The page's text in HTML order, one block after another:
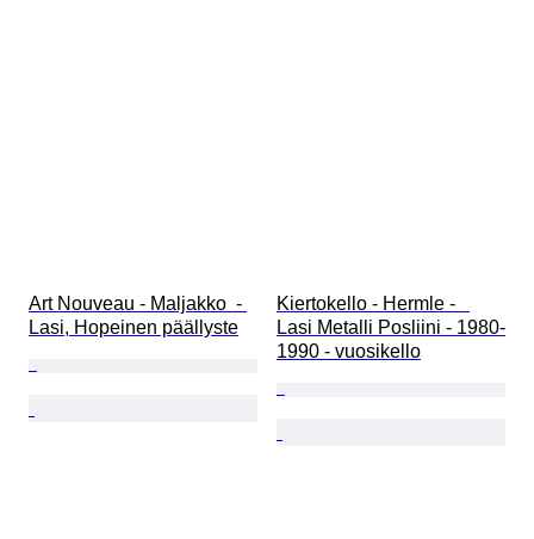
Art Nouveau - Maljakko  -
Lasi, Hopeinen päällyste
Kiertokello - Hermle -
Lasi Metalli Posliini - 1980-
1990 - vuosikello